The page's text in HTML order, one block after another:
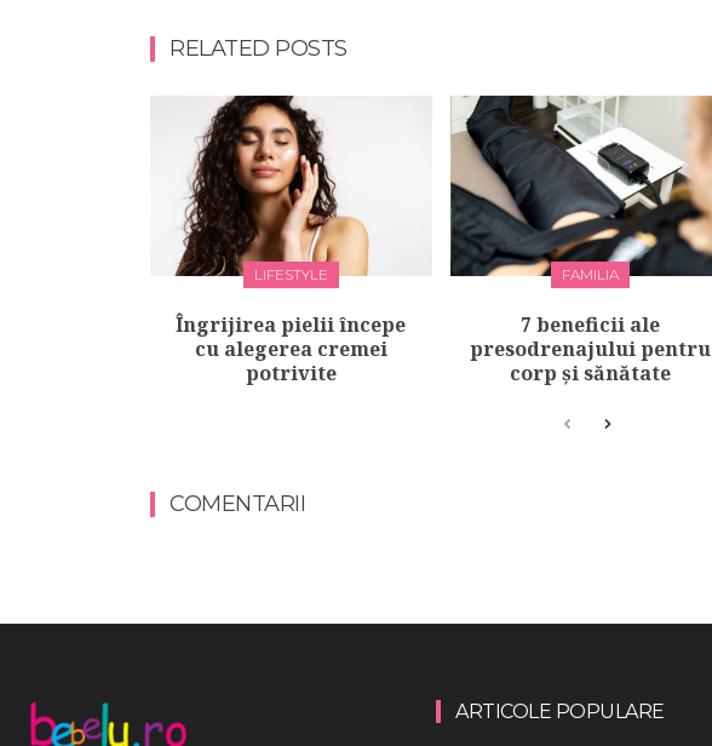
RELATED POSTS
LIFESTYLE
Îngrijirea pielii începe
cu alegerea cremei
potrivite
FAMILIA
7 beneficii ale
presodrenajului pentru
corp și sănătate
COMENTARII
ARTICOLE POPULARE